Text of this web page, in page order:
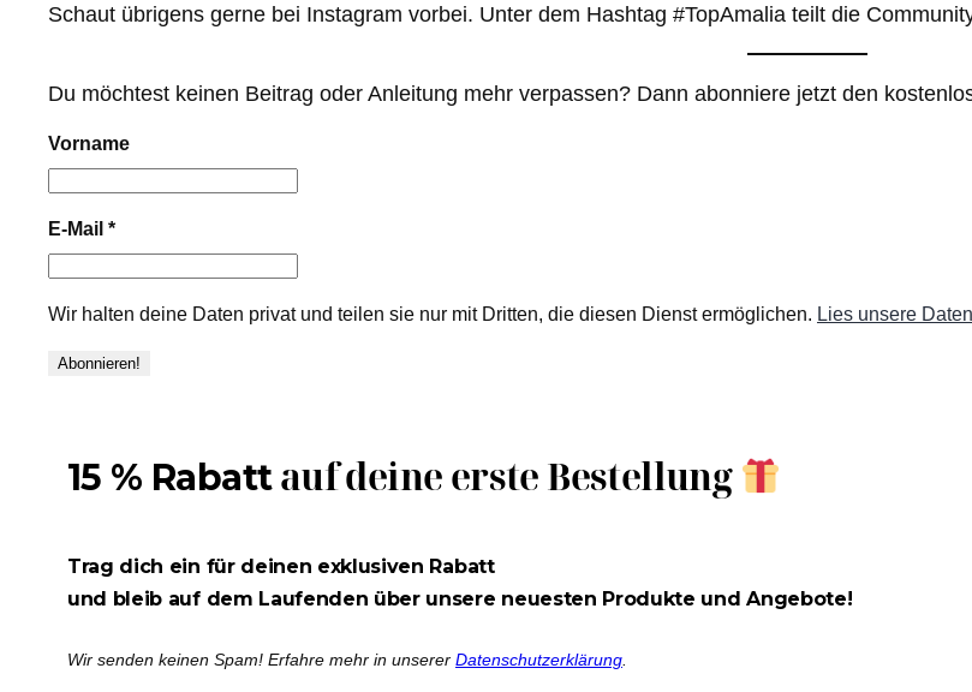
Schaut übrigens gerne bei Instagram vorbei. Unter dem Hashtag #TopAmalia teilt die
Du möchtest keinen Beitrag oder Anleitung mehr verpassen? Dann abonniere jetzt den
Vorname
E-Mail *
Wir halten deine Daten privat und teilen sie nur mit Dritten, die diesen Dienst ermöglichen. Lies unsere
15 % Rabattauf deine erste Bestellung
Trag dich ein für deinen exklusiven Rabatt
und bleib auf dem Laufenden über unsere neuesten Produkte und Angebote!
Wir senden keinen Spam! Erfahre mehr in unserer Datenschutzerklärung.